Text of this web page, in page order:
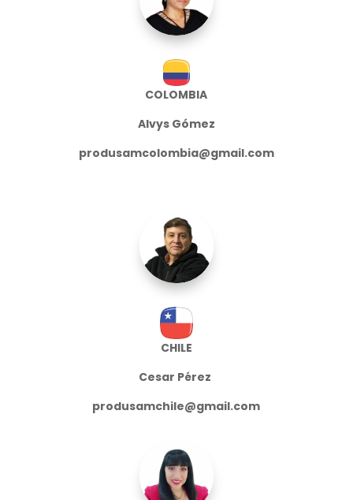
COLOMBIA
Alvys Gómez
produsamcolombia@gmail.com
CHILE
Cesar Pérez
produsamchile@gmail.com